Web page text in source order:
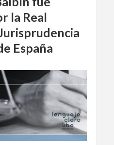
la Real
España